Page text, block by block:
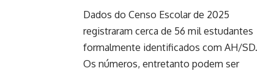
Dados do Censo Escolar de 2025
registraram cerca de 56 mil estudantes
formalmente identificados com AH/SD.
Os números, entretanto podem ser